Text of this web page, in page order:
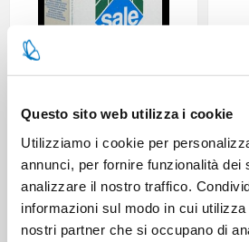
Questo sito web utilizza i cookie
Utilizziamo i cookie per
annunci, per fornire funzionalità dei
analizzare il nostro traffico.
informazioni sul modo in cui
nostri partner che si occupano di
KG.1 FINO A.108751